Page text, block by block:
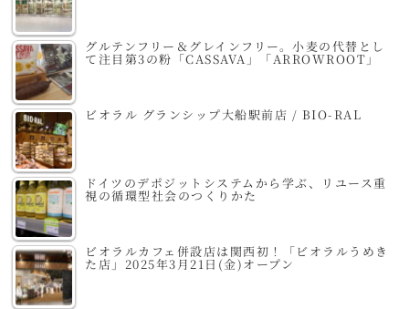
グルテンフリー＆グレインフリー。小麦の代替とし
て注目第3の粉「CASSAVA」「ARROWROOT」
ビオラル グランシップ大船駅前店 / BIO-RAL
ドイツのデポジットシステムから学ぶ、リユース重
視の循環型社会のつくりかた
ビオラルカフェ併設店は関西初！「ビオラルうめき
た店」2025年3月21日(金)オープン